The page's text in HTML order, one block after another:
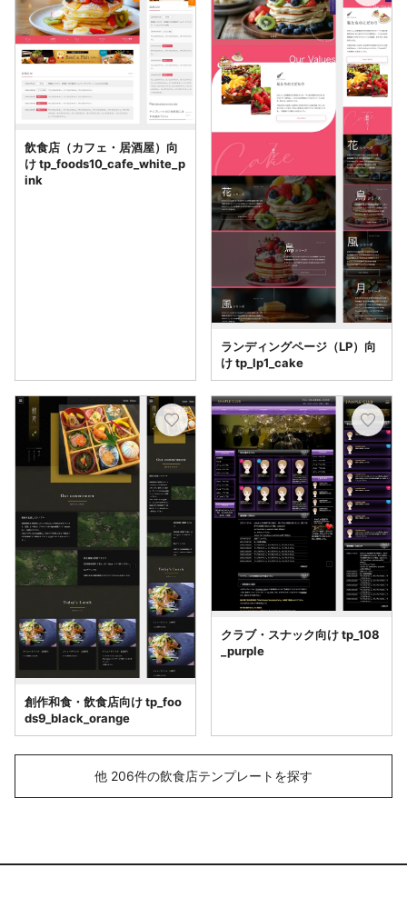
飲食店（カフェ・居酒屋）向
け tp_foods10_cafe_white_p
ink
ランディングページ（LP）向
け tp_lp1_cake
創作和食・飲食店向け tp_foo
ds9_black_orange
クラブ・スナック向け tp_108
_purple
他 206件の飲食店テンプレートを探す